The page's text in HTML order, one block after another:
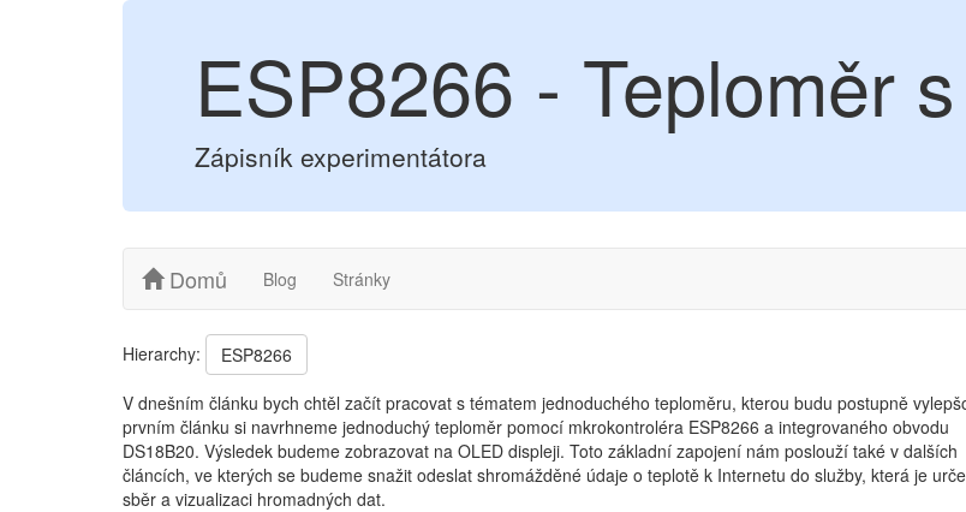
ESP8266 - Teploměr
Zápisník experimentátora
Domů Blog Stránky
Hierarchy:
ESP8266
V dnešním článku bych chtěl začít pracovat s tématem jednoduchého teploměru, kterou budu postupně
prvním článku si navrhneme jednoduchý teploměr pomocí mkrokontroléra ESP8266 a integrovaného obvodu
DS18B20. Výsledek budeme zobrazovat na OLED displeji. Toto základní zapojení nám poslouží také v dalších
článcích, ve kterých se budeme snažit odeslat shromážděné údaje o teplotě k Internetu do služby, která je
sběr a vizualizaci hromadných dat.